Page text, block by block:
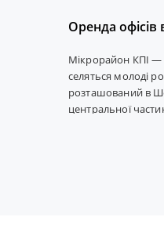
Оренда офісів
Мікрорайон КПІ —
селяться молоді
розташований в
центральної